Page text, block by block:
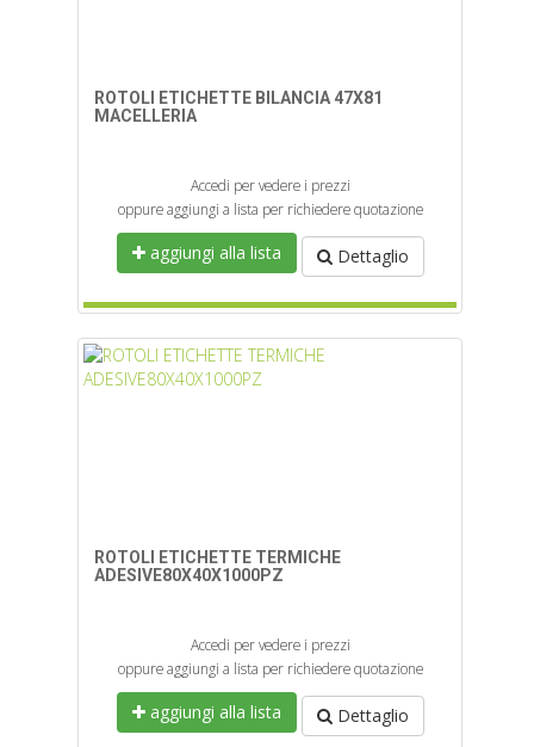
ROTOLI ETICHETTE BILANCIA 47X81
MACELLERIA
Accedi per vedere i prezzi
oppure aggiungi a lista per richiedere quotazione
aggiungi alla lista Dettaglio
ROTOLI ETICHETTE TERMICHE
ADESIVE80X40X1000PZ
Accedi per vedere i prezzi
oppure aggiungi a lista per richiedere quotazione
aggiungi alla lista Dettaglio